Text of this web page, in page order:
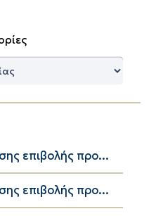
επιβολής προ...
επιβολής προ...